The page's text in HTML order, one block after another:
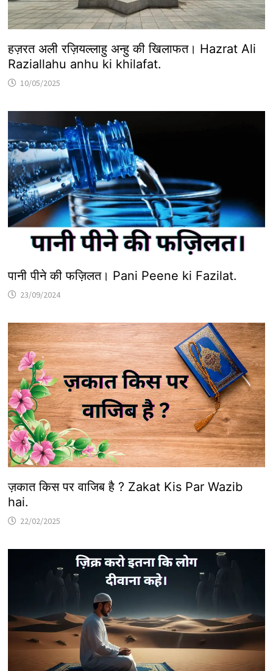
हज़रत अली रज़ियल्लाहु अन्हु की खिलाफत। Hazrat Ali
Raziallahu anhu ki khilafat.
10/05/2025
पानी पीने की फज़िलत। Pani Peene ki Fazilat.
23/09/2024
ज़कात किस पर वाजिब है ? Zakat Kis Par Wazib
hai.
22/02/2025